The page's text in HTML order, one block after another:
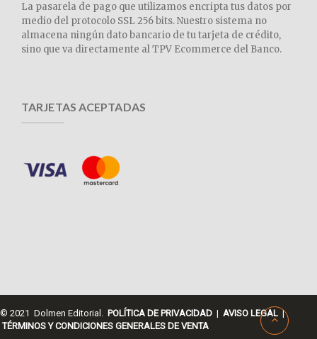
La pasarela de pago que utilizamos encripta tus datos por
medio del protocolo SSL 256 bits. Nuestro sistema no
almacena ningún dato bancario de tu tarjeta de crédito,
sino que va directamente al TPV Ecommerce del Banco.
TARJETAS ACEPTADAS
© 2021 Dolmen Editorial. POLÍTICA DE PRIVACIDAD | AVISO LEGAL |
TÉRMINOS Y CONDICIONES GENERALES DE VENTA